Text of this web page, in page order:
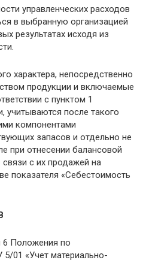
управленческих расходов
в выбранную организацией
результатах исходя из
характера, непосредственно
продукции и включаемые
с пунктом 1
учитываются после такого
компонентами
запасов и отдельно не
при отнесении балансовой
связи с их продажей на
показателя «Себестоимость
6 Положения по
5/01 «Учет материально-